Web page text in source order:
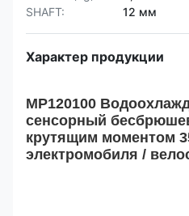
SHAFT:
12 мм
Характер продукции
MP120100
сенсорный
крутящим моментом
электромобиля /